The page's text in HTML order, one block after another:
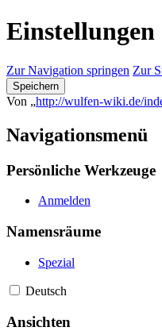
Einstellungen
Zur Navigation springen Zur
Speichern
Von „http://wulfen-wiki.de/
Navigationsmenü
Persönliche Werkzeuge
Anmelden
Namensräume
Spezial
Deutsch
Ansichten